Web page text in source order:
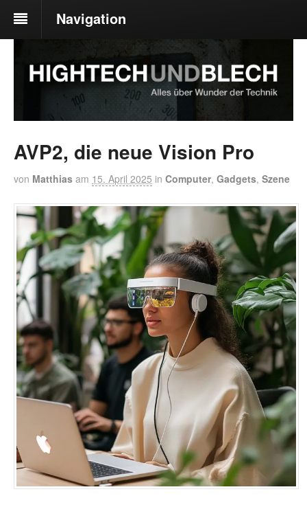
Navigation
AVP2, die neue Vision Pro
von Matthias am 15. April 2025 in Computer, Gadgets, Szene